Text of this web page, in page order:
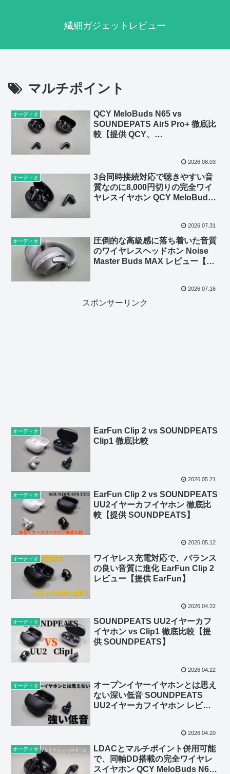
繊細ガジェットレビュー
マルチポイント
オーディオ
QCY MeloBuds N65 vs
SOUNDEPATS Air5 Pro+ 徹底比
較【提供 QCY、
2026.08.03
オーディオ
3台同時接続対応で聴きやすい音
質なのに8,000円切りの完全ワイ
ヤレスイヤホン QCY MeloBuds
2026.07.31
オーディオ
圧倒的な高級感に落ち着いた音質
のワイヤレスヘッドホン Noise
Master Buds MAX レビュー【提
2026.07.16
スポンサーリンク
オーディオ
EarFun Clip 2 vs SOUNDPEATS
Clip1 徹底比較
2026.05.21
オーディオ
EarFun Clip 2 vs SOUNDPEATS
UU2イヤーカフイヤホン 徹底比
較【提供 SOUNDPEATS】
2026.05.12
オーディオ
ワイヤレス充電対応で、バランス
の良い音質に進化 EarFun Clip 2
レビュー【提供 EarFun】
2026.04.22
オーディオ
SOUNDPEATS UU2イヤーカフ
イヤホン vs Clip1 徹底比較【提
供 SOUNDPEATS】
2026.04.22
オーディオ
オープンイヤーイヤホンとは思え
ない深い低音 SOUNDPEATS
UU2イヤーカフイヤホン レビュ
2026.04.20
オーディオ
LDACとマルチポイント併用可能
で、同軸DD搭載の完全ワイヤレ
スイヤホン QCY MeloBuds N60